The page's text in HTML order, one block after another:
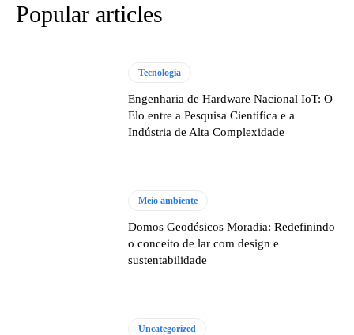
Popular articles
Tecnologia
Engenharia de Hardware Nacional IoT: O
Elo entre a Pesquisa Científica e a
Indústria de Alta Complexidade
Meio ambiente
Domos Geodésicos Moradia: Redefinindo
o conceito de lar com design e
sustentabilidade
Uncategorized